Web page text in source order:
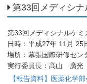
第33回メディシ
第33回メディシナルケミ
日時：平成27年 11月 25
場所：幕張国際研修セン
実行委員長：高山 廣光
【報告資料】医薬化学